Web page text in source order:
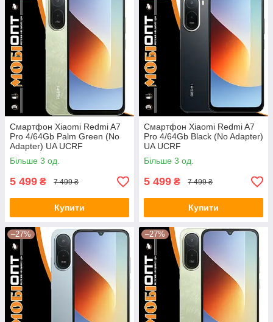
Смартфон Xiaomi Redmi A7
Pro 4/64Gb Palm Green (No
Adapter) UA UCRF
Більше 3 од.
5 499 ₴ 7 499 ₴
Купити
Смартфон Xiaomi Redmi A7
Pro 4/64Gb Black (No Adapter)
UA UCRF
Більше 3 од.
5 499 ₴ 7 499 ₴
Купити
–27% –27%